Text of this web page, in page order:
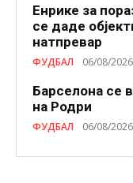
Енрике за
се даде
натпревар
ФУДБАЛ 06/08/2026
Барселона се
на Родри
ФУДБАЛ 06/08/2026